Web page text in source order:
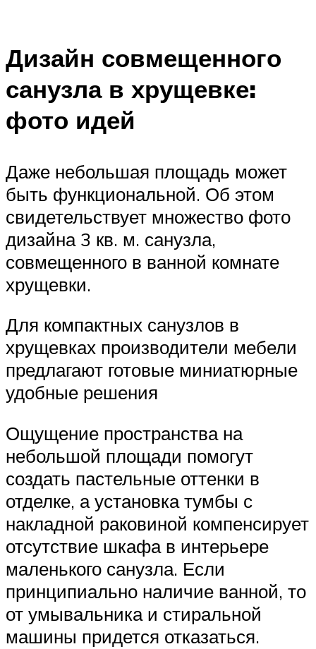
Дизайн совмещенного
санузла в хрущевке:
фото идей
Даже небольшая площадь может
быть функциональной. Об этом
свидетельствует множество фото
дизайна 3 кв. м. санузла,
совмещенного в ванной комнате
хрущевки.
Для компактных санузлов в
хрущевках производители мебели
предлагают готовые миниатюрные
удобные решения
Ощущение пространства на
небольшой площади помогут
создать пастельные оттенки в
отделке, а установка тумбы с
накладной раковиной компенсирует
отсутствие шкафа в интерьере
маленького санузла. Если
принципиально наличие ванной, то
от умывальника и стиральной
машины придется отказаться.